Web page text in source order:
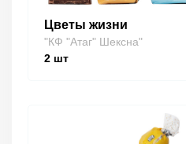
Цветы жизни
"КФ "Атаг" Шексна"
2 шт